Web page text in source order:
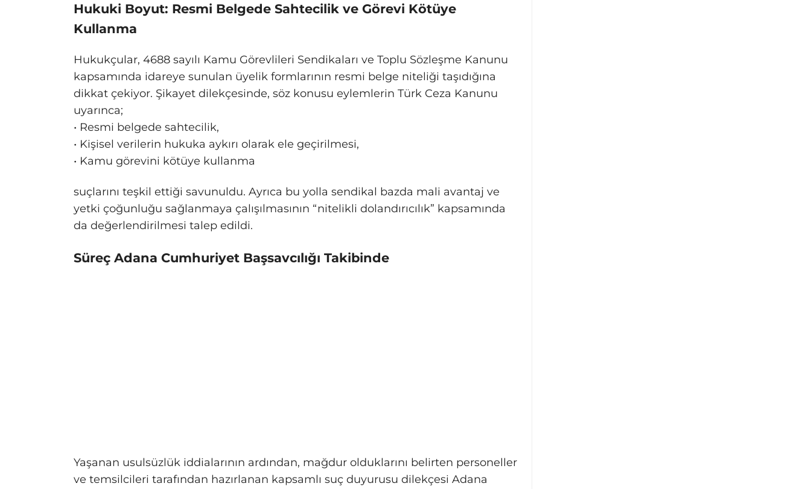
Hukuki Boyut: Resmi Belgede Sahtecilik ve Görevi Kötüye
Kullanma
Hukukçular, 4688 sayılı Kamu Görevlileri Sendikaları ve Toplu Sözleşme Kanunu
kapsamında idareye sunulan üyelik formlarının resmi belge niteliği taşıdığına
dikkat çekiyor. Şikayet dilekçesinde, söz konusu eylemlerin Türk Ceza Kanunu
uyarınca;
• Resmi belgede sahtecilik,
• Kişisel verilerin hukuka aykırı olarak ele geçirilmesi,
• Kamu görevini kötüye kullanma
suçlarını teşkil ettiği savunuldu. Ayrıca bu yolla sendikal bazda mali avantaj ve
yetki çoğunluğu sağlanmaya çalışılmasının “nitelikli dolandırıcılık” kapsamında
da değerlendirilmesi talep edildi.
Süreç Adana Cumhuriyet Başsavcılığı Takibinde
Yaşanan usulsüzlük iddialarının ardından, mağdur olduklarını belirten personeller
ve temsilcileri tarafından hazırlanan kapsamlı suç duyurusu dilekçesi Adana